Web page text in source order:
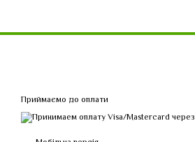
Приймаємо до оплати